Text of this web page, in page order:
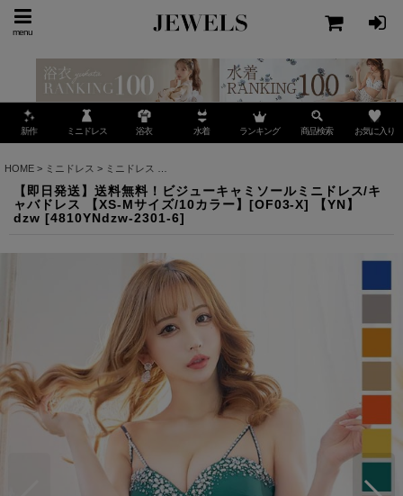
menu
新作 ミニドレス 浴衣 水着 ランキング 商品検索 お気に入り
HOME > ミニドレス > ミニドレス
【即日発送】送料無料！ビジューキャミソールミニドレス/キ
ャバドレス 【XS-Mサイズ/10カラー】[OF03-X] 【YN】
dzw [4810YNdzw-2301-6]